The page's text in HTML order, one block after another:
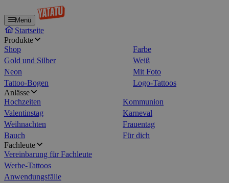
Menü
Startseite
Produkte
Shop
Farbe
Gold und Silber
Weiß
Neon
Mit Foto
Tattoo-Bogen
Logo-Tattoos
Anlässe
Hochzeiten
Kommunion
Valentinstag
Karneval
Weihnachten
Frauentag
Bauch
Für dich
Fachleute
Vereinbarung für Fachleute
Werbe-Tattoos
Anwendungsfälle